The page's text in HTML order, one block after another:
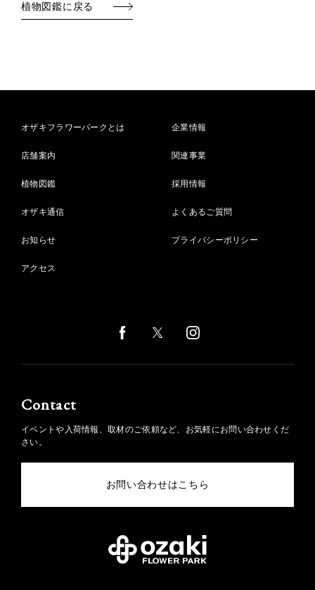
植物図鑑に戻る
オザキフラワーパークとは
店舗案内
植物図鑑
オザキ通信
お知らせ
アクセス
企業情報
関連事業
採用情報
よくあるご質問
プライバシーポリシー
Contact
イベントや入荷情報、取材のご依頼など、お気軽にお問い合わせくだ
さい。
お問い合わせはこちら